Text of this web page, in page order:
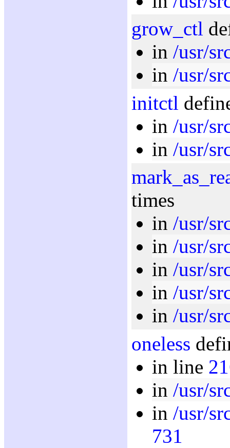
grow_ctl
in /usr/
in /usr/
initctl
in /usr/
in /usr/
times
in /usr/
in /usr/
in /usr/
in /usr/
in /usr/
oneless
in line
in /usr/
in /usr/
731